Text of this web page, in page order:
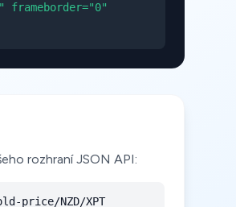
frameborder="0"
rozhraní JSON API:
price/NZD/XPT